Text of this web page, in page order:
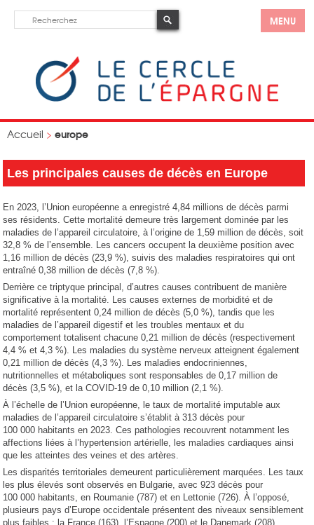
MENU
Accueil > europe
Les principales causes de décès en Europe
En 2023, l’Union européenne a enregistré 4,84 millions de décès parmi
ses résidents. Cette mortalité demeure très largement dominée par les
maladies de l’appareil circulatoire, à l’origine de 1,59 million de décès, soit
32,8 % de l’ensemble. Les cancers occupent la deuxième position avec
1,16 million de décès (23,9 %), suivis des maladies respiratoires qui ont
entraîné 0,38 million de décès (7,8 %).
Derrière ce triptyque principal, d’autres causes contribuent de manière
significative à la mortalité. Les causes externes de morbidité et de
mortalité représentent 0,24 million de décès (5,0 %), tandis que les
maladies de l’appareil digestif et les troubles mentaux et du
comportement totalisent chacune 0,21 million de décès (respectivement
4,4 % et 4,3 %). Les maladies du système nerveux atteignent également
0,21 million de décès (4,3 %). Les maladies endocriniennes,
nutritionnelles et métaboliques sont responsables de 0,17 million de
décès (3,5 %), et la COVID-19 de 0,10 million (2,1 %).
À l’échelle de l’Union européenne, le taux de mortalité imputable aux
maladies de l’appareil circulatoire s’établit à 313 décès pour
100 000 habitants en 2023. Ces pathologies recouvrent notamment les
affections liées à l’hypertension artérielle, les maladies cardiaques ainsi
que les atteintes des veines et des artères.
Les disparités territoriales demeurent particulièrement marquées. Les taux
les plus élevés sont observés en Bulgarie, avec 923 décès pour
100 000 habitants, en Roumanie (787) et en Lettonie (726). À l’opposé,
plusieurs pays d’Europe occidentale présentent des niveaux sensiblement
plus faibles : la France (163), l’Espagne (200) et le Danemark (208)